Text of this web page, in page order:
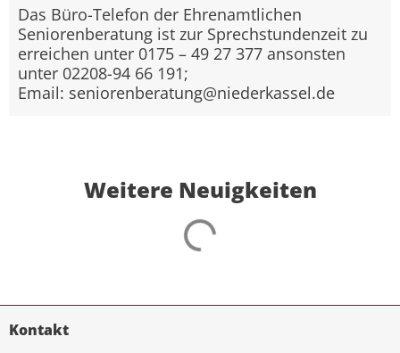
Das Büro-Telefon der Ehrenamtlichen
Seniorenberatung ist zur Sprechstundenzeit zu
erreichen unter 0175 – 49 27 377 ansonsten
unter 02208-94 66 191;
Email: seniorenberatung@niederkassel.de
Weitere Neuigkeiten
Kontakt